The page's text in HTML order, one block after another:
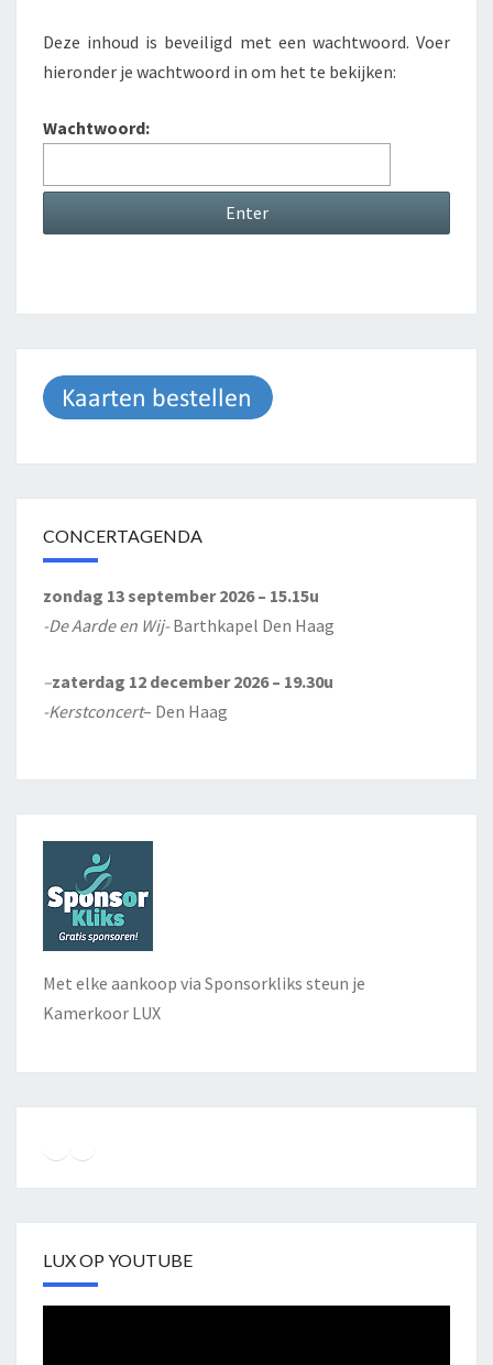
Deze inhoud is beveiligd met een wachtwoord. Voer
hieronder je wachtwoord in om het te bekijken:
Wachtwoord:
CONCERTAGENDA
zondag 13 september 2026 – 15.15u
-De Aarde en Wij-Barthkapel Den Haag
–zaterdag 12 december 2026 – 19.30u
-Kerstconcert– Den Haag
Met elke aankoop via Sponsorkliks steun je
Kamerkoor LUX
LUX OP YOUTUBE